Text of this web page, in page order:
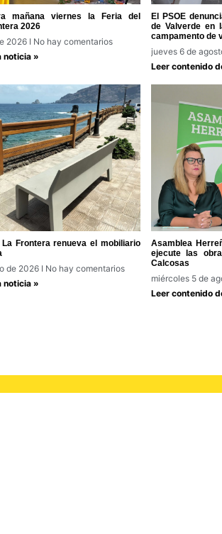
mañana viernes la Feria del
2026
2026
No hay comentarios
noticia »
El PSOE
de Valverde en
campamento de
jueves 6 de
Leer contenido
Frontera renueva el mobiliario
de 2026
No hay comentarios
noticia »
Asamblea
ejecute las
Calcosas
miércoles 5 de
Leer contenido